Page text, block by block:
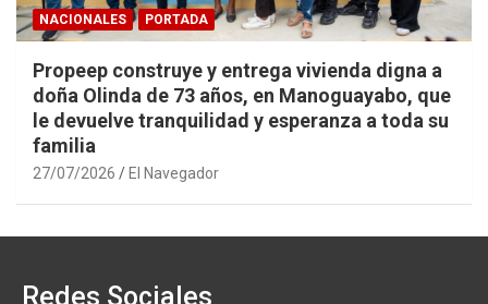
NACIONALES PORTADA
Propeep construye y entrega vivienda digna a
doña Olinda de 73 años, en Manoguayabo, que
le devuelve tranquilidad y esperanza a toda su
familia
27/07/2026 El Navegador
Redes Sociales